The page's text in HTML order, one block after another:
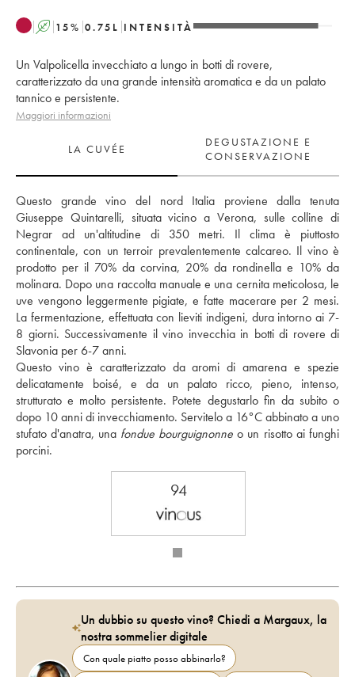
A 15% 0.75 L INTENSITÀ
Un Valpolicella invecchiato a lungo in botti di rovere,
caratterizzato da una grande intensità aromatica e da un palato
tannico e persistente.
Maggiori informazioni
LA CUVÉE
DEGUSTAZIONE E
CONSERVAZIONE
Questo grande vino del nord Italia proviene dalla tenuta
Giuseppe Quintarelli, situata vicino a Verona, sulle colline di
Negrar ad un'altitudine di 350 metri. Il clima è piuttosto
continentale, con un terroir prevalentemente calcareo. Il vino è
prodotto per il 70% da corvina, 20% da rondinella e 10% da
molinara. Dopo una raccolta manuale e una cernita meticolosa, le
uve vengono leggermente pigiate, e fatte macerare per 2 mesi.
La fermentazione, effettuata con lieviti indigeni, dura intorno ai 7-
8 giorni. Successivamente il vino invecchia in botti di rovere di
Slavonia per 6-7 anni.
Questo vino è caratterizzato da aromi di amarena e spezie
delicatamente boisé, e da un palato ricco, pieno, intenso,
strutturato e molto persistente. Potete degustarlo fin da subito o
dopo 10 anni di invecchiamento. Servitelo a 16°C abbinato a uno
stufato d'anatra, una fondue bourguignonne o un risotto ai funghi
porcini.
94
Un dubbio su questo vino? Chiedi a Margaux, la
nostra sommelier digitale
Con quale piatto posso abbinarlo?